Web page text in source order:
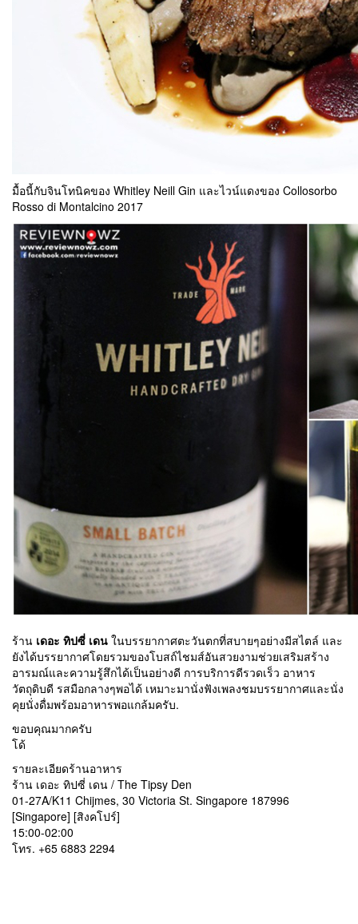
มื้อนี้กับจินโทนิคของ Whitley Neill Gin และไวน์แดงของ Collosorbo
Rosso di Montalcino 2017
ร้าน เดอะ ทิปซี่ เดน ในบรรยากาศตะวันตกที่สบายๆอย่างมีสไตล์ และ
ยังได้บรรยากาศโดยรวมของโบสถ์ไชมส์อันสวยงามช่วยเสริมสร้าง
อารมณ์และความรู้สึกได้เป็นอย่างดี การบริการดีรวดเร็ว อาหาร
วัตถุดิบดี รสมือกลางๆพอได้ เหมาะมานั่งฟังเพลงชมบรรยากาศและนั่ง
คุยนั่งดื่มพร้อมอาหารพอแกล้มครับ.
ขอบคุณมากครับ
โด้
รายละเอียดร้านอาหาร
ร้าน เดอะ ทิปซี่ เดน / The Tipsy Den
01-27A/K11 Chijmes, 30 Victoria St. Singapore 187996
[Singapore] [สิงคโปร์]
15:00-02:00
โทร. +65 6883 2294